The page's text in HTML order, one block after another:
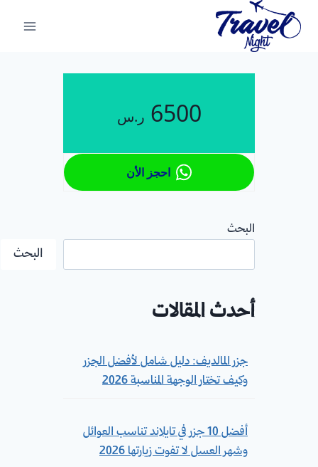
التجاوز
6500 ر.س
احجز الأن
البحث
البحث
أحدث المقالات
جزر المالديف: دليل شامل لأفضل الجزر
وكيف تختار الوجهة المناسبة 2026
أفضل 10 جزر في تايلاند تناسب العوائل
وشهر العسل لا تفوت زيارتها 2026